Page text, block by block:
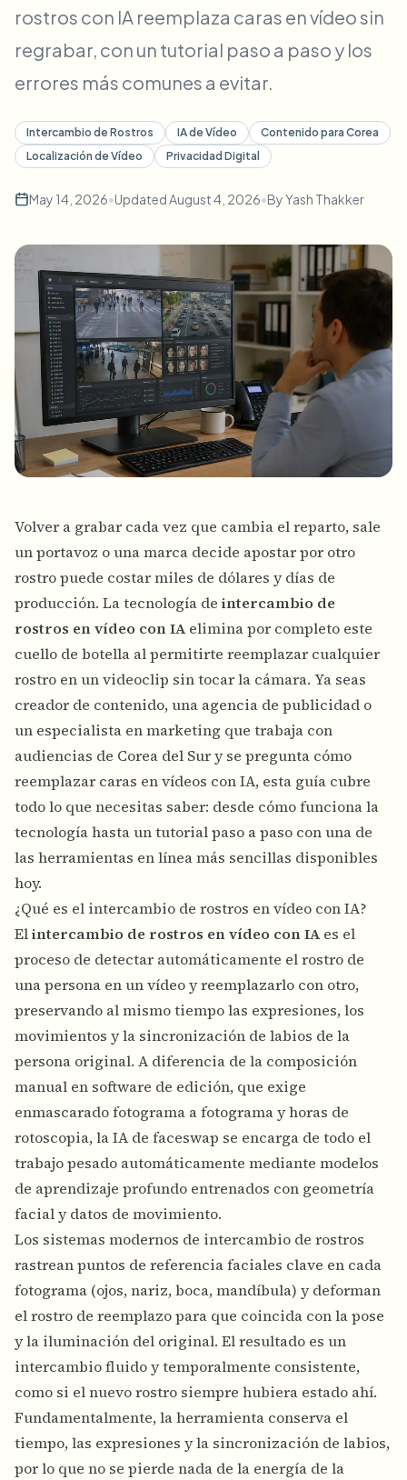
Cambio de cara - Video
Inteligencia de video
Desenfoque de video en lote
Procesa muchos vídeos de una vez
Desenfoque masivo de rostros
Desenfocar cualquier cosa
API & SDK
Automatizar cargas, trabajos y webhooks
Formulario de contacto
Inteligencia de video
Eliminación de fondo en masa
rostros con IA reemplaza caras en vídeo sin
regrabar, con un tutorial paso a paso y los
errores más comunes a evitar.
Intercambio de Rostros IA de Vídeo
Contenido para Corea
Localización de Vídeo
Privacidad Digital
May 14, 2026•UpdatedAugust 4, 2026•ByYash Thakker
Volver a grabar cada vez que cambia el reparto, sale
un portavoz o una marca decide apostar por otro
rostro puede costar miles de dólares y días de
producción. La tecnología de intercambio de
rostros en vídeo con IAelimina por completo este
cuello de botella al permitirte reemplazar cualquier
rostro en un videoclip sin tocar la cámara. Ya seas
creador de contenido, una agencia de publicidad o
un especialista en marketing que trabaja con
audiencias de Corea del Sur y se pregunta cómo
reemplazar caras en vídeos con IA, esta guía cubre
todo lo que necesitas saber: desde cómo funciona la
tecnología hasta un tutorial paso a paso con una de
las herramientas en línea más sencillas disponibles
hoy.
¿Qué es el intercambio de rostros en vídeo con IA?
Elintercambio de rostros en vídeo con IAes el
proceso de detectar automáticamente el rostro de
una persona en un vídeo y reemplazarlo con otro,
preservando al mismo tiempo las expresiones, los
movimientos y la sincronización de labios de la
persona original. A diferencia de la composición
manual en software de edición, que exige
enmascarado fotograma a fotograma y horas de
rotoscopia, la IA de faceswap se encarga de todo el
trabajo pesado automáticamente mediante modelos
de aprendizaje profundo entrenados con geometría
facial y datos de movimiento.
Los sistemas modernos de intercambio de rostros
rastrean puntos de referencia faciales clave en cada
fotograma (ojos, nariz, boca, mandíbula) y deforman
el rostro de reemplazo para que coincida con la pose
y la iluminación del original. El resultado es un
intercambio fluido y temporalmente consistente,
como si el nuevo rostro siempre hubiera estado ahí.
Fundamentalmente, la herramienta conserva el
tiempo, las expresiones y la sincronización de labios,
por lo que no se pierde nada de la energía de la